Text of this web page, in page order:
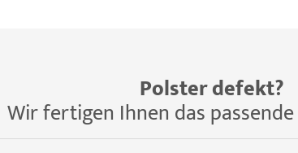
Polster defekt?
Wir fertigen Ihnen das